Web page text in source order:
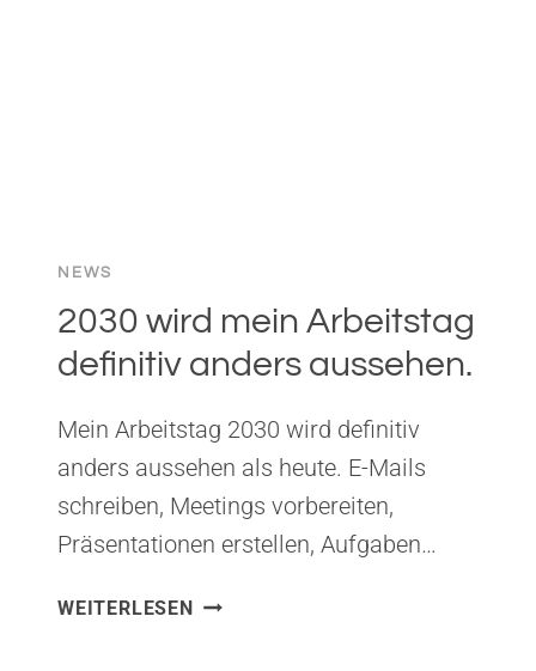
NEWS
2030 wird mein Arbeitstag
definitiv anders aussehen.
Mein Arbeitstag 2030 wird definitiv
anders aussehen als heute. E-Mails
schreiben, Meetings vorbereiten,
Präsentationen erstellen, Aufgaben…
WEITERLESEN2030